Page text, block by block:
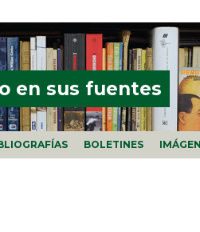
en sus fuentes
BOLETINES